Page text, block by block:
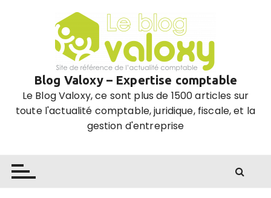
Blog Valoxy – Expertise comptable
Le Blog Valoxy, ce sont plus de 1500 articles sur
toute l'actualité comptable, juridique, fiscale, et la
gestion d'entreprise